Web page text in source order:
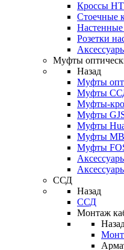
Кроссы
Стоечные
Розетки
Муфты
Назад
Муфты
Муфты
Муфты-
Муфты
Муфты
Муфты
Муфты
ССД
Назад
ССД
Монтаж